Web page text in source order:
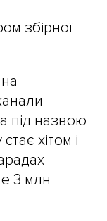
збірної
під назвою
хітом і
3 млн